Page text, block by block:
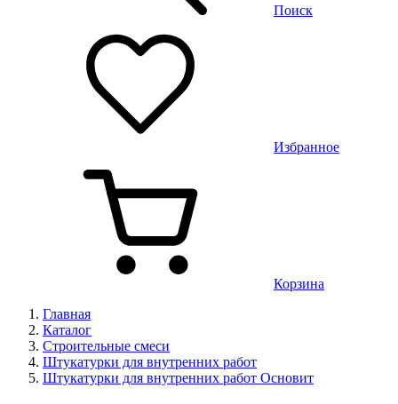
Поиск
Избранное
Корзина
Главная
Каталог
Строительные смеси
Штукатурки для внутренних работ
Штукатурки для внутренних работ Основит